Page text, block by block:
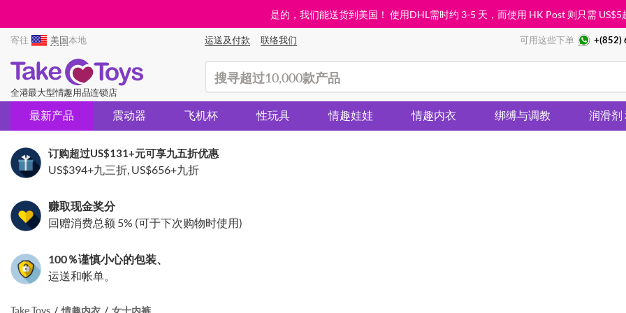
是的，我们能送货到美国！ 使用DHL需时约 3-5 天，而使用 HK Post 则只需 US$5
寄往 美国本地 运送及付款 联络我们 可用这些下单 +(852)
全港最大型情趣用品连锁店
最新产品 震动器 飞机杯 性玩具 情趣娃娃 情趣内衣 绑缚与调教 润滑剂
订购超过US$131+元可享九五折优惠
US$394+九三折, US$656+九折
赚取现金奖分
回赠消费总额 5% (可于下次购物时使用)
100％谨慎小心的包装、
运送和帐单。
Take Toys 情趣内衣 女士内裤